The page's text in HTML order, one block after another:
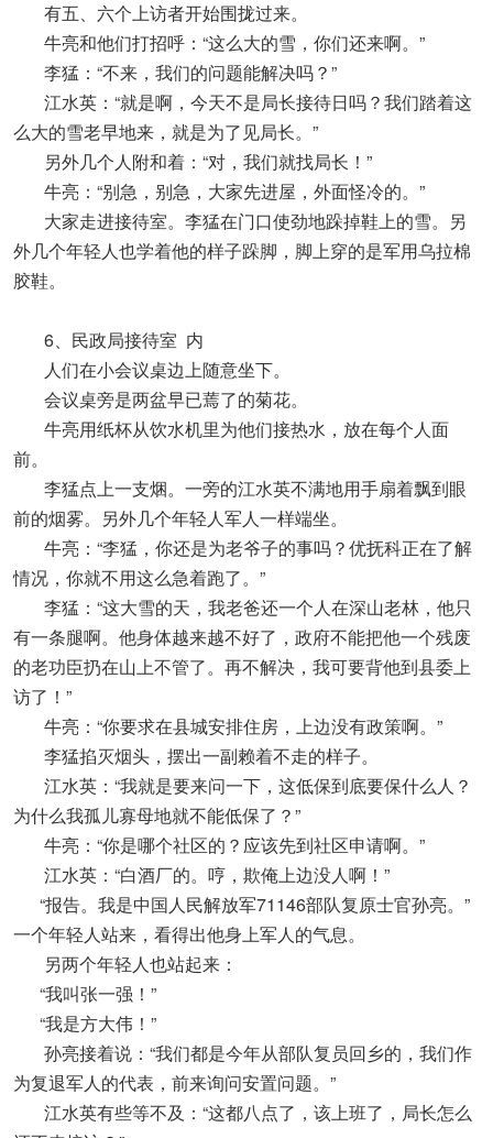
有五、六个上访者开始围拢过来。
牛亮和他们打招呼：“这么大的雪，你们还来啊。”
李猛：“不来，我们的问题能解决吗？”
江水英：“就是啊，今天不是局长接待日吗？我们踏着这
么大的雪老早地来，就是为了见局长。”
另外几个人附和着：“对，我们就找局长！”
牛亮：“别急，别急，大家先进屋，外面怪冷的。”
大家走进接待室。李猛在门口使劲地跺掉鞋上的雪。另
外几个年轻人也学着他的样子跺脚，脚上穿的是军用乌拉棉
胶鞋。
6、民政局接待室 内
人们在小会议桌边上随意坐下。
会议桌旁是两盆早已蔫了的菊花。
牛亮用纸杯从饮水机里为他们接热水，放在每个人面
前。
李猛点上一支焑。一旁的江水英不满地用手扇着飘到眼
前的烟雾。另外几个年轻人军人一样端坐。
牛亮：“李猛，你还是为老爷子的事吗？优抚科正在了解
情况，你就不用这么急着跑了。”
李猛：“这大雪的天，我老爸还一个人在深山老林，他只
有一条腿啊。他身体越来越不好了，政府不能把他一个残废
的老功臣扔在山上不管了。再不解决，我可要背他到县委上
访了！”
牛亮：“你要求在县城安排住房，上边没有政策啊。”
李猛掐灭烟头，摆出一副赖着不走的样子。
江水英：“我就是要来问一下，这低保到底要保什么人？
为什么我孤儿寡母地就不能低保了？”
牛亮：“你是哪个社区的？应该先到社区申请啊。”
江水英：“白酒厂的。哼，欺俺上边没人啊！”
“报告。我是中国人民解放军71146部队复原士官孙亮。”
一个年轻人站来，看得出他身上军人的气息。
另两个年轻人也站起来：
“我叫张一强！”
“我是方大伟！”
孙亮接着说：“我们都是今年从部队复员回乡的，我们作
为复退军人的代表，前来询问安置问题。”
江水英有些等不及：“这都八点了，该上班了，局长怎么